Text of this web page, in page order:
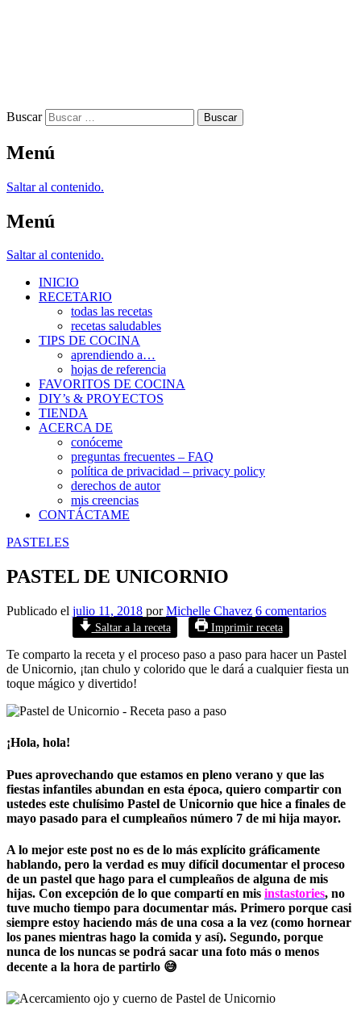
Buscar
Menú
Saltar al contenido.
Menú
Saltar al contenido.
INICIO
RECETARIO
todas las recetas
recetas saludables
TIPS DE COCINA
aprendiendo a…
hojas de referencia
FAVORITOS DE COCINA
DIY’s & PROYECTOS
TIENDA
ACERCA DE
conóceme
preguntas frecuentes – FAQ
política de privacidad – privacy policy
derechos de autor
mis creencias
CONTÁCTAME
PASTELES
PASTEL DE UNICORNIO
Publicado el julio 11, 2018 porMichelle Chavez 6 comentarios
Saltar a la receta Imprimir receta
Te comparto la receta y el proceso paso a paso para hacer un Pastel
de Unicornio, ¡tan chulo y colorido que le dará a cualquier fiesta un
toque mágico y divertido!
¡Hola, hola!
Pues aprovechando que estamos en pleno verano y que las
fiestas infantiles abundan en esta época, quiero compartir con
ustedes este chulísimo Pastel de Unicornio que hice a finales de
mayo pasado para el cumpleaños número 7 de mi hija mayor.
A lo mejor este post no es de lo más explícito gráficamente
hablando, pero la verdad es muy difícil documentar el proceso
de un pastel que hago para el cumpleaños de alguna de mis
hijas. Con excepción de lo que compartí en mis instastories, no
tuve mucho tiempo para documentar más. Primero porque casi
siempre estoy haciendo más de una cosa a la vez (como hornear
los panes mientras hago la comida y así). Segundo, porque
nunca de los nuncas se podrá sacar una foto más o menos
decente a la hora de partirlo 😅